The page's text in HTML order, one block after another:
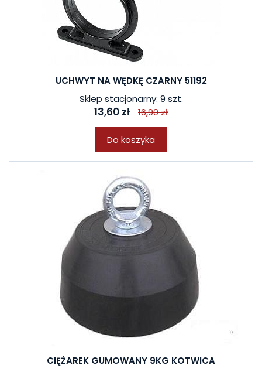
UCHWYT NA WĘDKĘ CZARNY 51192
Sklep stacjonarny: 9 szt.
13,60 zł 16,90 zł
Do koszyka
CIĘŻAREK GUMOWANY 9KG KOTWICA